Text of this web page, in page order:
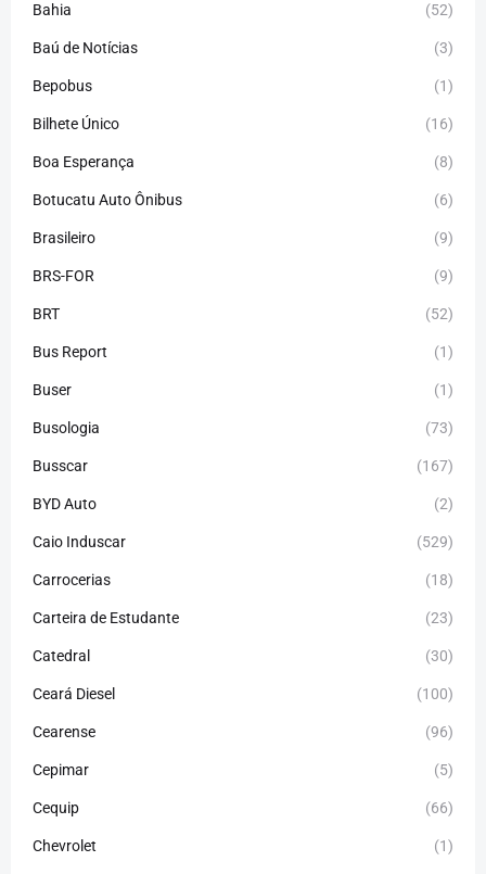
Bahia (52)
Baú de Notícias (3)
Bepobus (1)
Bilhete Único (16)
Boa Esperança (8)
Botucatu Auto Ônibus (6)
Brasileiro (9)
BRS-FOR (9)
BRT (52)
Bus Report (1)
Buser (1)
Busologia (73)
Busscar (167)
BYD Auto (2)
Caio Induscar (529)
Carrocerias (18)
Carteira de Estudante (23)
Catedral (30)
Ceará Diesel (100)
Cearense (96)
Cepimar (5)
Cequip (66)
Chevrolet (1)